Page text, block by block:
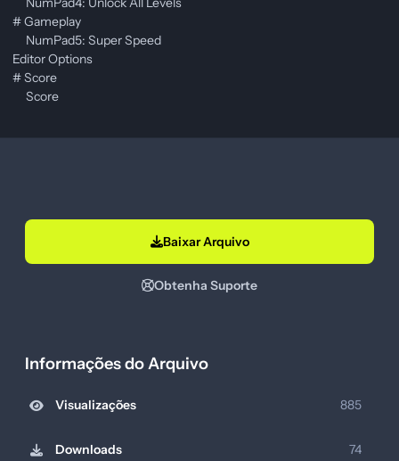
# Gameplay
NumPad5: Super Speed
Editor Options
# Score
Score
Baixar Arquivo
Obtenha Suporte
Informações do Arquivo
Visualizações 885
Downloads 74